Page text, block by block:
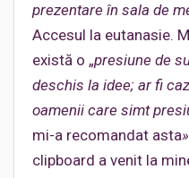
prezentare în sala de
Accesul la eutanasie.
există o „presiune de
deschis la idee; ar fi
oamenii care simt
mi-a recomandat asta
clipboard a venit la